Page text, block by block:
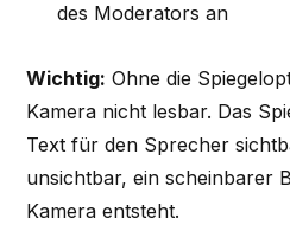
des Moderators an
Wichtig: Ohne die
Kamera nicht lesbar. Das
Text für den Sprecher
unsichtbar, ein scheinbarer
Kamera entsteht.